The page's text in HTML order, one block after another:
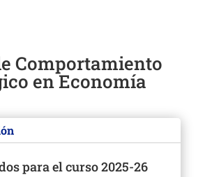
Comportamiento
en Economía
para el curso 2025-26